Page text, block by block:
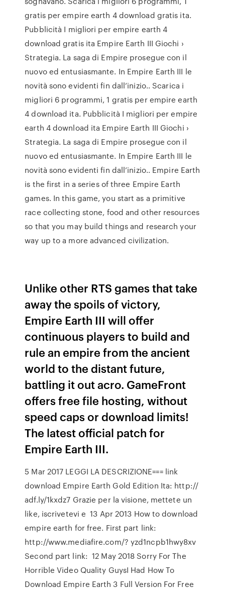
gratis per empire earth 4 download gratis ita.
Pubblicità I migliori per empire earth 4
download gratis ita Empire Earth III Giochi ›
Strategia. La saga di Empire prosegue con il
nuovo ed entusiasmante. In Empire Earth III le
novità sono evidenti fin dall’inizio.. Scarica i
migliori 6 programmi, 1 gratis per empire earth
4 download ita. Pubblicità I migliori per empire
earth 4 download ita Empire Earth III Giochi ›
Strategia. La saga di Empire prosegue con il
nuovo ed entusiasmante. In Empire Earth III le
novità sono evidenti fin dall’inizio.. Empire Earth
is the first in a series of three Empire Earth
games. In this game, you start as a primitive
race collecting stone, food and other resources
so that you may build things and research your
way up to a more advanced civilization.
Unlike other RTS games that take
away the spoils of victory,
Empire Earth III will offer
continuous players to build and
rule an empire from the ancient
world to the distant future,
battling it out acro. GameFront
offers free file hosting, without
speed caps or download limits!
The latest official patch for
Empire Earth III.
5 Mar 2017 LEGGI LA DESCRIZIONE=== link
download Empire Earth Gold Edition Ita: http://
adf.ly/1kxdz7 Grazie per la visione, mettete un
like, iscrivetevi e 13 Apr 2013 How to download
empire earth for free. First part link:
http://www.mediafire.com/? yzd1ncpb1hwy8xv
Second part link: 12 May 2018 Sorry For The
Horrible Video Quality GuysI Had How To
Download Empire Earth 3 Full Version For Free